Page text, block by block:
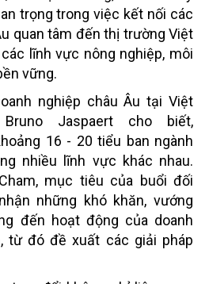
trọng trong việc kết nối các
quan tâm đến thị trường Việt
lĩnh vực nông nghiệp, môi
vững.
nghiệp châu Âu tại Việt
Bruno Jaspaert cho biết,
16 - 20 tiểu ban ngành
nhiều lĩnh vực khác nhau.
mục tiêu của buổi đối
những khó khăn, vướng
đến hoạt động của doanh
từ đó đề xuất các giải pháp